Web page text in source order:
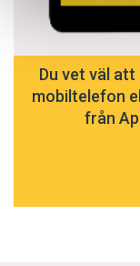
Du vet väl att
mobiltelefon
från